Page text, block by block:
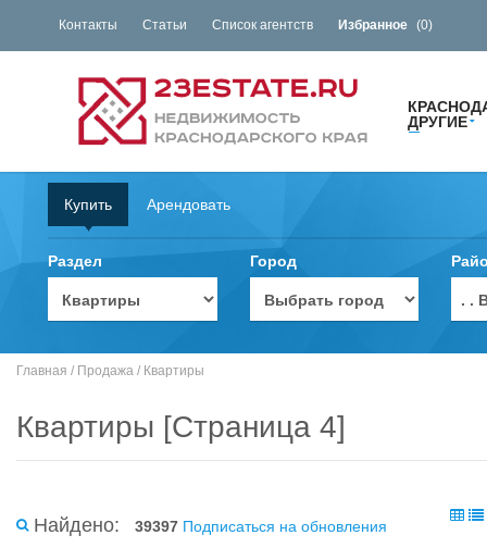
Контакты Статьи Список агентств Избранное (0)
ДРУГИЕ
Купить Арендовать
Раздел Город
. .
Главная / Продажа / Квартиры
Квартиры [Страница 4]
Найдено: 39397 Подписаться на обновления